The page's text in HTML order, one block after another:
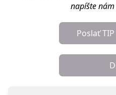
napíšte
Poslať